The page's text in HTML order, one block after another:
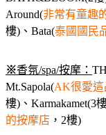
Around(非常有童趣
樓)、Bata(泰國國民
※香氛/spa/按摩：
Mt.Sapola(AK很愛這
樓)、Karmakamet(3
的按摩店 ，2樓)